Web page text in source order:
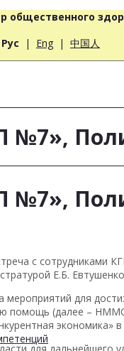
общественного
Рус | Eng | 中国人
№7»,
№7»,
с
Е.Б.
мероприятий для
помощь (далее –
экономика»